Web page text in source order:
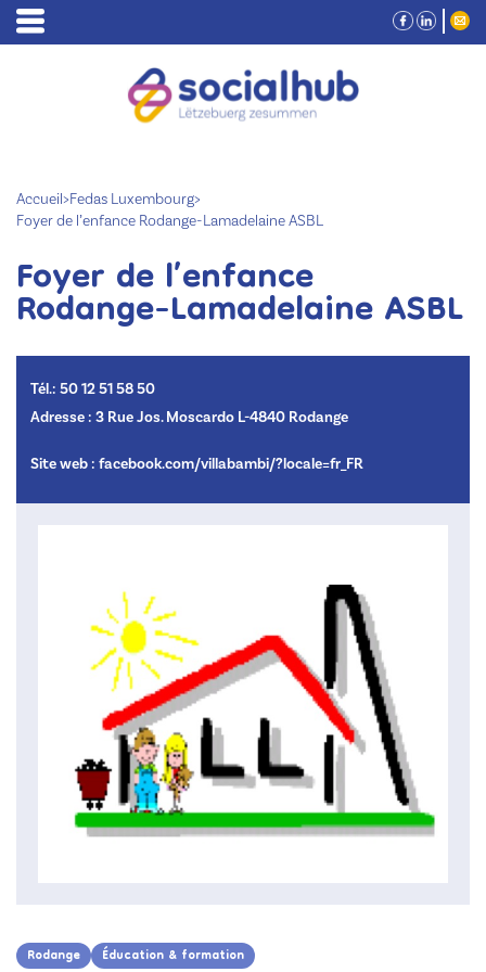
Accueil>Fedas Luxembourg>
Foyer de l’enfance Rodange-Lamadelaine ASBL
Foyer de l’enfance
Rodange-Lamadelaine ASBL
Tél.: 50 12 51 58 50
Adresse : 3 Rue Jos. Moscardo L-4840 Rodange
Site web : facebook.com/villabambi/?locale=fr_FR
Rodange Éducation & formation